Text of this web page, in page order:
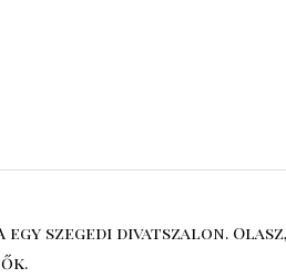
egy szegedi divatszalon.